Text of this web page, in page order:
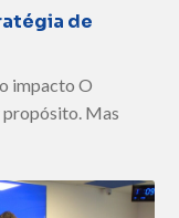
de
impacto O
Mas